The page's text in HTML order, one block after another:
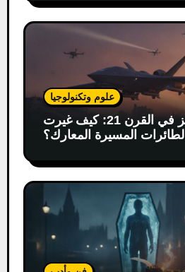
علوم وتكنولوجيا
حرب الدرونز في القرن 21: كيف غيرت
الطائرات المسيرة المعارك؟